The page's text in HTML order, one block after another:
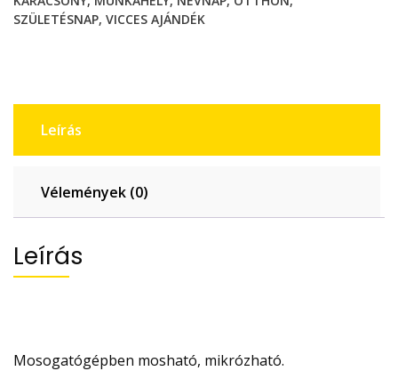
SZÜLETÉSNAP, VICCES AJÁNDÉK
Leírás
Vélemények (0)
Leírás
Mosogatógépben mosható, mikrózható.